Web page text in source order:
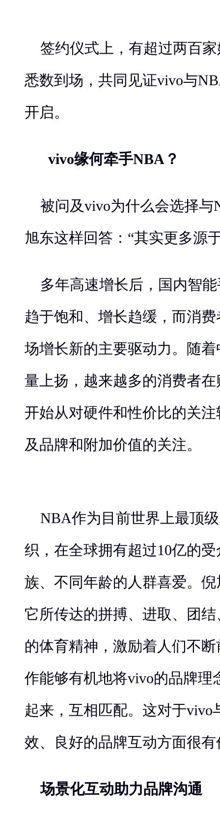
签约仪式上，有超过两百
悉数到场，共同见证vivo与
开启。
vivo缘何牵手NBA？
被问及vivo为什么会选择
旭东这样回答：“其实更多源
多年高速增长后，国内智
趋于饱和、增长趋缓，而消
场增长新的主要驱动力。随
量上扬，越来越多的消费者
开始从对硬件和性价比的关
及品牌和附加价值的关注。
NBA作为目前世界上最顶
织，在全球拥有超过10亿的
族、不同年龄的人群喜爱。
它所传达的拼搏、进取、团
的体育精神，激励着人们不
作能够有机地将vivo的品牌理
起来，互相匹配。这对于vivo
效、良好的品牌互动方面很有
场景化互动助力品牌沟通